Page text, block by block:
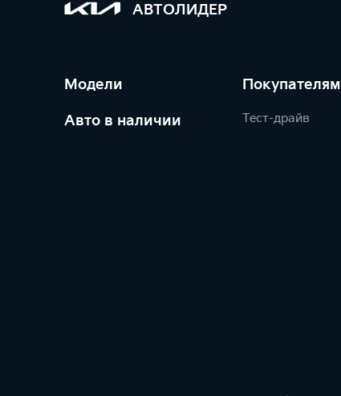
АВТОЛИДЕР
Модели
Авто в наличии
Покупателям
Тест-драйв